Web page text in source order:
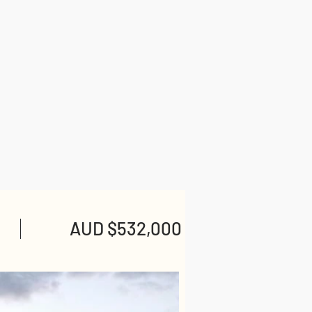
AUD $532,000